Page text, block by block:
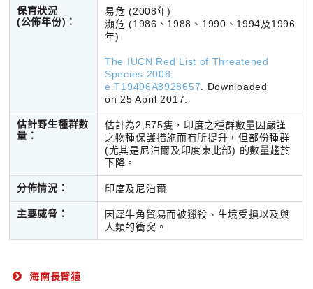
保育狀況
(公佈年份) ：
易危 (2008年)
瀕危 (1986、1988、1990、1994及1996
年)
The IUCN Red List of Threatened
Species 2008:
e.T19496A8928657 . Downloaded
on 25 April 2017.
估計野生種群數
量：
估計為2,575隻，印度之種群數量因嚴謹
之物種保護措施而有所提升，但部份種群
(尤其是尼泊爾及印度東北部) 的數量趨於
下降。
分佈情況： 印度及尼泊爾
主要威脅：
因犀牛角貿易而被獵殺、生境受損以及與
人類的衝突。
海南長臂猿